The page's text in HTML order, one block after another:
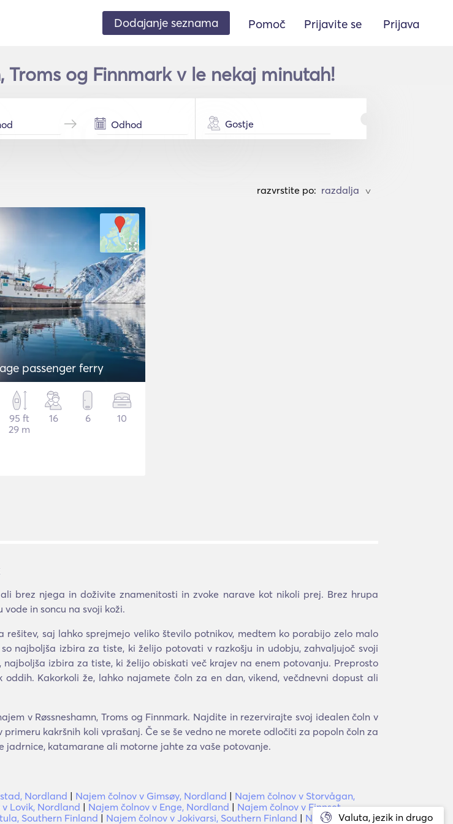
Dodajanje seznama Pomoč Prijavite se Prijava
Troms og Finnmark v le nekaj minutah!
Gostje
razvrstite po: >
passenger ferry
95 ft
29 m
16 6 10
Valuta, jezik in drugo
brez njega in doživite znamenitosti in zvoke narave kot nikoli prej. Brez hrupa
in soncu na svoji koži.
saj lahko sprejmejo veliko število potnikov, medtem ko porabijo zelo malo
najboljša izbira za tiste, ki želijo potovati v razkošju in udobju, zahvaljujoč svoji
izbira za tiste, ki želijo obiskati več krajev na enem potovanju. Preprosto
Kakorkoli že, lahko najamete čoln za en dan, vikend, večdnevni dopust ali
v Røssneshamn, Troms og Finnmark. Najdite in rezervirajte svoj idealen čoln v
kakršnih koli vprašanj. Če se še vedno ne morete odločiti za popoln čoln za
jadrnice, katamarane ali motorne jahte za vaše potovanje.
Nordland | Najem čolnov v Gimsøy, Nordland | Najem čolnov v Storvågan,
Lovik, Nordland | Najem čolnov v Enge, Nordland | Najem čolnov v Finnset,
Southern Finland | Najem čolnov v Jokivarsi, Southern Finland | Najem čolnov v